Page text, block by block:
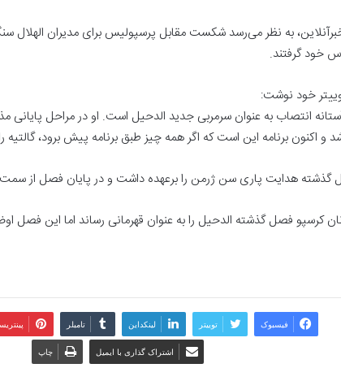
به نظر می‌رسد شکست مقابل پرسپولیس برای مدیران الهلال
خود گرفتند.
خود نوشت:
انتصاب به عنوان سرمربی جدید الدحیل است. او در مراحل پایانی
و اکنون برنامه این است که اگر همه چیز طبق برنامه پیش برود،
گذشته هدایت پاری سن ژرمن را برعهده داشت و در پایان فصل از
کرسپو فصل گذشته الدحیل را به عنوان قهرمانی رساند اما این
فیسبوک توییتر لینکداین تامبلر
اشتراک گذاری با ایمیل چاپ